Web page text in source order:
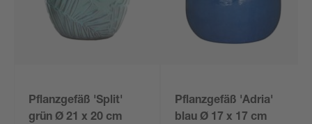
Pflanzgefäß 'Split'
grün Ø 21 x 20 cm
Pflanzgefäß 'Adria'
blau Ø 17 x 17 cm